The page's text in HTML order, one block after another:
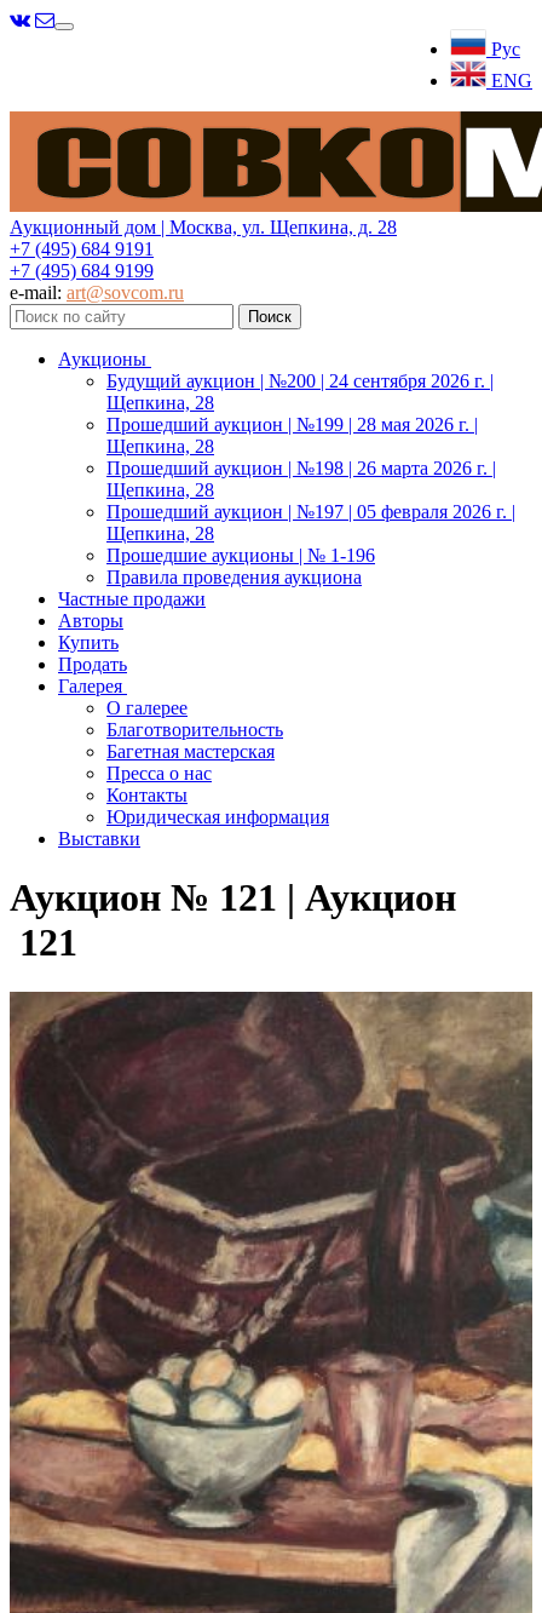
Рус
ENG
Меню
Аукционный дом | Москва, ул. Щепкина, д. 28
+7 (495) 684 9191
+7 (495) 684 9199
e-mail: art@sovcom.ru
Аукционы
Будущий аукцион | №200 | 24 сентября 2026 г. |
Щепкина, 28
Прошедший аукцион | №199 | 28 мая 2026 г. |
Щепкина, 28
Прошедший аукцион | №198 | 26 марта 2026 г. |
Щепкина, 28
Прошедший аукцион | №197 | 05 февраля 2026 г. |
Щепкина, 28
Прошедшие аукционы | № 1-196
Правила проведения аукциона
Частные продажи
Авторы
Купить
Продать
Галерея
О галерее
Благотворительность
Багетная мастерская
Пресса о нас
Контакты
Юридическая информация
Выставки
Аукцион № 121 | Аукцион
121